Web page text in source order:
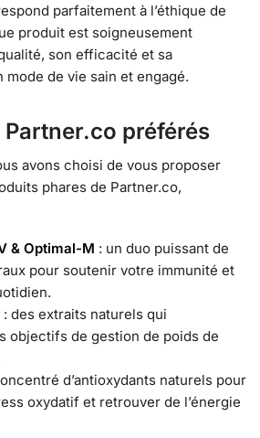
parfaitement à l’éthique de
produit est soigneusement
son efficacité et sa
de vie sain et engagé.
préférés
avons choisi de vous proposer
phares de Partner.co,
& Optimal-M : un duo puissant de
pour soutenir votre immunité et
: des extraits naturels qui
objectifs de gestion de poids de
d’antioxydants naturels pour
oxydatif et retrouver de l’énergie